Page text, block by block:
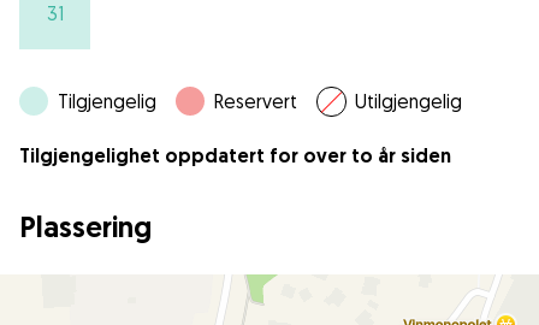
31
Tilgjengelig Reservert Utilgjengelig
Tilgjengelighet oppdatert for over to år siden
Plassering